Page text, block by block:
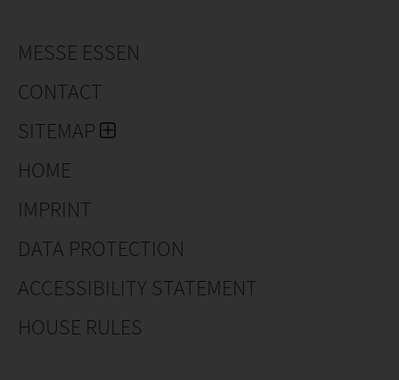
MESSE ESSEN
CONTACT
SITEMAP
HOME
IMPRINT
DATA PROTECTION
ACCESSIBILITY STATEMENT
HOUSE RULES